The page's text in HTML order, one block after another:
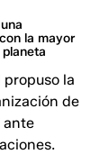
la mayor
propuso la
de
ante